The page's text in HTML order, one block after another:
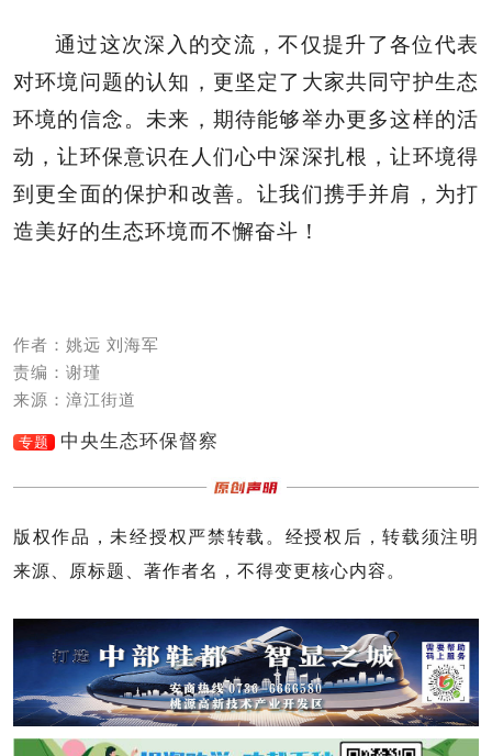
通过这次深入的交流，不仅提升了各位代表
对环境问题的认知，更坚定了大家共同守护生态
环境的信念。未来，期待能够举办更多这样的活
动，让环保意识在人们心中深深扎根，让环境得
到更全面的保护和改善。让我们携手并肩，为打
造美好的生态环境而不懈奋斗！
作者：姚远 刘海军
责编：谢瑾
来源：漳江街道
专题 中央生态环保督察
版权作品，未经授权严禁转载。经授权后，转载须注明
来源、原标题、著作者名，不得变更核心内容。